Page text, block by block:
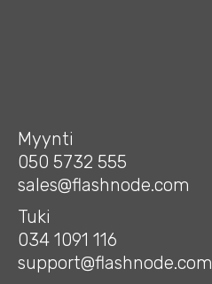
Myynti
050 5732 555
sales@flashnode.com
Tuki
034 1091 116
support@flashnode.com